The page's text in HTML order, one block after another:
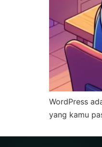
WordPress
yang kamu